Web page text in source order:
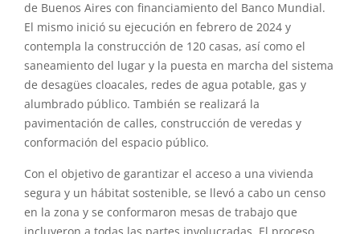
de Buenos Aires con financiamiento del Banco Mundial.
El mismo inició su ejecución en febrero de 2024 y
contempla la construcción de 120 casas, así como el
saneamiento del lugar y la puesta en marcha del sistema
de desagües cloacales, redes de agua potable, gas y
alumbrado público. También se realizará la
pavimentación de calles, construcción de veredas y
conformación del espacio público.
Con el objetivo de garantizar el acceso a una vivienda
segura y un hábitat sostenible, se llevó a cabo un censo
en la zona y se conformaron mesas de trabajo que